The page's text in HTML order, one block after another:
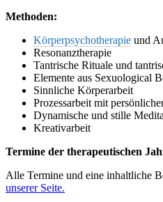
Methoden:
Körperpsychotherapie und
Resonanztherapie
Tantrische Rituale und
Elemente aus Sexuological
Sinnliche Körperarbeit
Prozessarbeit mit
Dynamische und stille
Kreativarbeit
Termine der therapeutischen
Alle Termine und eine inhaltliche
unserer Seite.